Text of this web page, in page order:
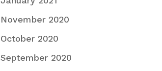
November 2020
October 2020
September 2020